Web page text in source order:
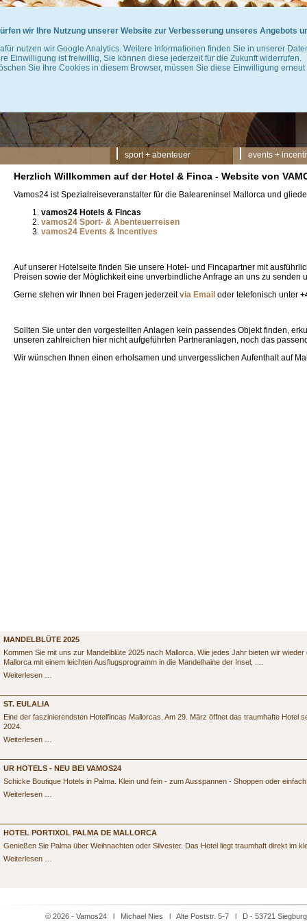
wir Ihre Nutzung unserer Website zur Verbesserung unseres Angebots
nutzen wir Google Analytics. Weitere Informationen finden Sie in unserer
Einwilligung ist freiwillig, Sie können diese jederzeit für die Zukunft widerrufen.
Sie Ihre Cookies in diesem Browser, müssen Sie diese Einwilligung erneut
sport + abenteuer events +
Herzlich Willkommen auf der Hotel & Finca - Website von
Vamos24 ist Spezialreiseveranstalter für die Baleareninsel Mallorca und
vamos24 Hotels & Fincas
vamos24 Sport- & Abenteuerreisen
vamos24 Events & Incentives
Auf unserer Hotelseite finden Sie unsere Hotel- und Fincapartner mit
Preisen sowie der Möglichkeit eine unverbindliche Anfrage an uns zu senden
Gerne stehen wir Ihnen bei Fragen jederzeitvia Email oder telefonisch unter
Sollten Sie unter den vorgestellten Anlagen kein passendes Objekt finden,
unseren zahlreichen hier nicht aufgeführten Partneranlagen, noch das
Wir wünschen Ihnen einen erholsamen und unvergesslichen Aufenthalt auf
MANDELBLÜTE 2025
Kommen Sie mit uns zur Mandelblüte 2025 nach Mallorca. Wie jedes Jahr bieten wir
Mallorca mit einem leichten Ausflugsprogramm in die Mandelhaine der Insel, ....
Weiterlesen …
ST. EULALIA
Eine der faszinierendsten Hotelfincas Mallorcas. Am 29. März öffnet das traumhafte Hotel
2024.
Weiterlesen …
UR HOTELS - NEU BEI VAMOS24
Schicke Boutique Hotels in Palma. Klein und fein - zum Ausspannen - Shoppen oder
Weiterlesen …
Neu
bei
vamos24
HOTEL PORTIXOL PALMA DE MALLORCA
Genießen Sie Palma über Weihnachten oder Silvester. Das Hotel liegt traumhaft direkt im
Weiterlesen …
© 2026 - Vamos24 l Michael Nies l Alte Poststr. 5-7 l D - 53721